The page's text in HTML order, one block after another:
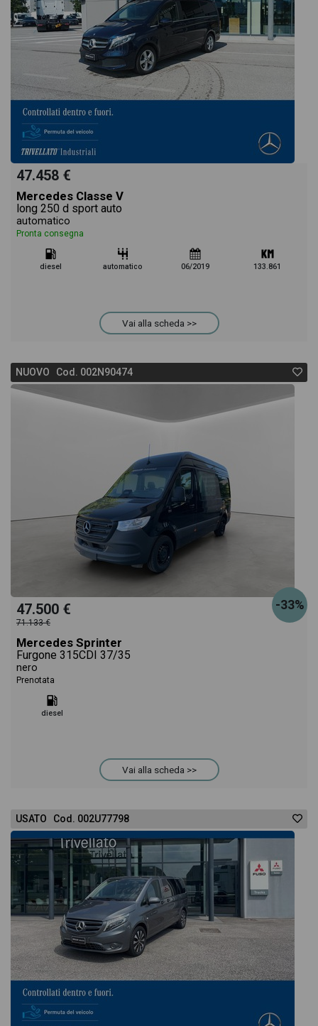
47.458 €
Mercedes Classe V
long 250 d sport auto
automatico
Pronta consegna
diesel automatico 06/2019 133.861
Vai alla scheda >>
NUOVO Cod. 002N90474
-33%
47.500 €
71.133 €
Mercedes Sprinter
Furgone 315CDI 37/35
nero
Prenotata
diesel
Vai alla scheda >>
USATO Cod. 002U77798